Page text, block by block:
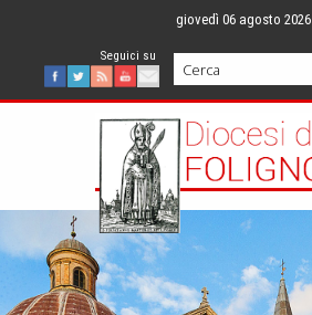
content
giovedì 06 agosto 2026
Facebook
Twitter
FeedYoutube
Mail